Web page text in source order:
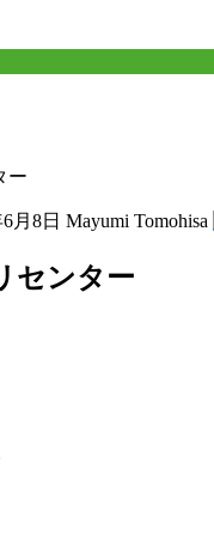
ー
月8日 Mayumi Tomohisa
センター